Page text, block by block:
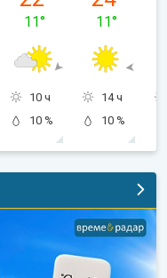
11°
10 ч
10 %
11°
14 ч
10 %
Дългосрочна